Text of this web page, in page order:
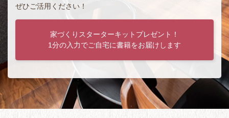
ぜひご活用ください！
家づくりスターターキットプレゼント！
1分の入力でご自宅に書籍をお届けします